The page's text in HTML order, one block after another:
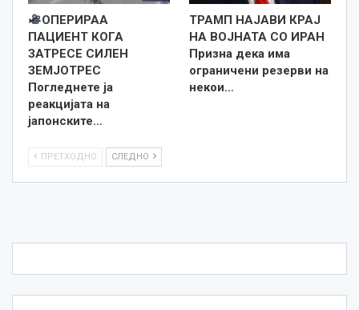
ОПЕРИРАА
ПАЦИЕНТ КОГА
ЗАТРЕСЕ СИЛЕН
ЗЕМЈОТРЕС
Погледнете ја
реакцијата на
јапонските…
ТРАМП НАЈАВИ КРАЈ
НА ВОЈНАТА СО ИРАН
Призна дека има
ограничени резерви на
некои…
ПРЕТХОДНО СЛЕДНО